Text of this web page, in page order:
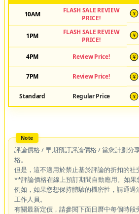
10AM
FLASH SALE REVIEW
PRICE!
¥
1PM
FLASH SALE REVIEW
PRICE!
¥
4PM Review Price! ¥
7PM Review Price! ¥
Standard Regular Price ¥
評論價格 / 早期預訂評論價格 / 當您計劃分
格。
但是，這不適用於禁止基於評論的折扣的社
**評論價格在線上預訂期間自動應用。如果
例如，如果您想保持體驗的機密性，請通
工作人員。
有關最新定價，請參閱下面日曆中每個時段